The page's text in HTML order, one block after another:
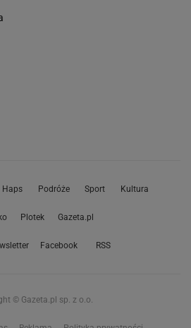
Haps Podróże Sport Kultura
Plotek Gazeta.pl
Facebook RSS
© Gazeta.pl sp. z o.o.